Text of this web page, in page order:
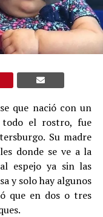
que nació con un
el rostro, fue
Su madre
donde se ve a la
espejo ya sin las
y solo hay algunos
que en dos o tres